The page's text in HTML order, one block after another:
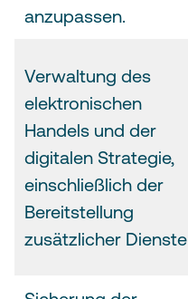
anzupassen.
Verwaltung des
elektronischen
Handels und der
digitalen Strategie,
einschließlich der
Bereitstellung
zusätzlicher Dienste